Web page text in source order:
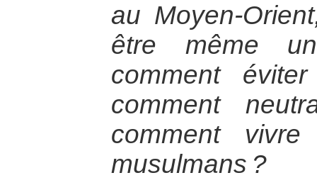
au Moyen-
être même
comment
comment
comment
musulmans ?